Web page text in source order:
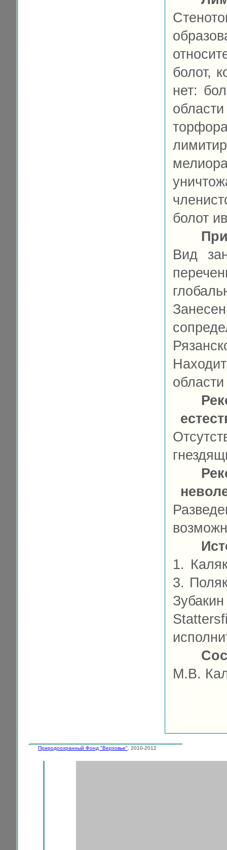
болот,
нет:
болот
Вид
1.
3.
М.В.
Природоохранный Фонд "Верховье" , 2010-2012